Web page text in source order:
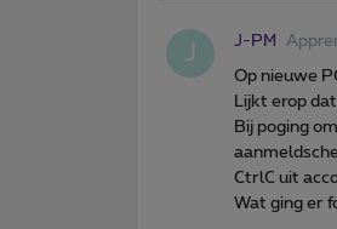
J J-PM
Op nieuwe
Lijkt erop
Bij poging
CtrlC uit
Wat ging er